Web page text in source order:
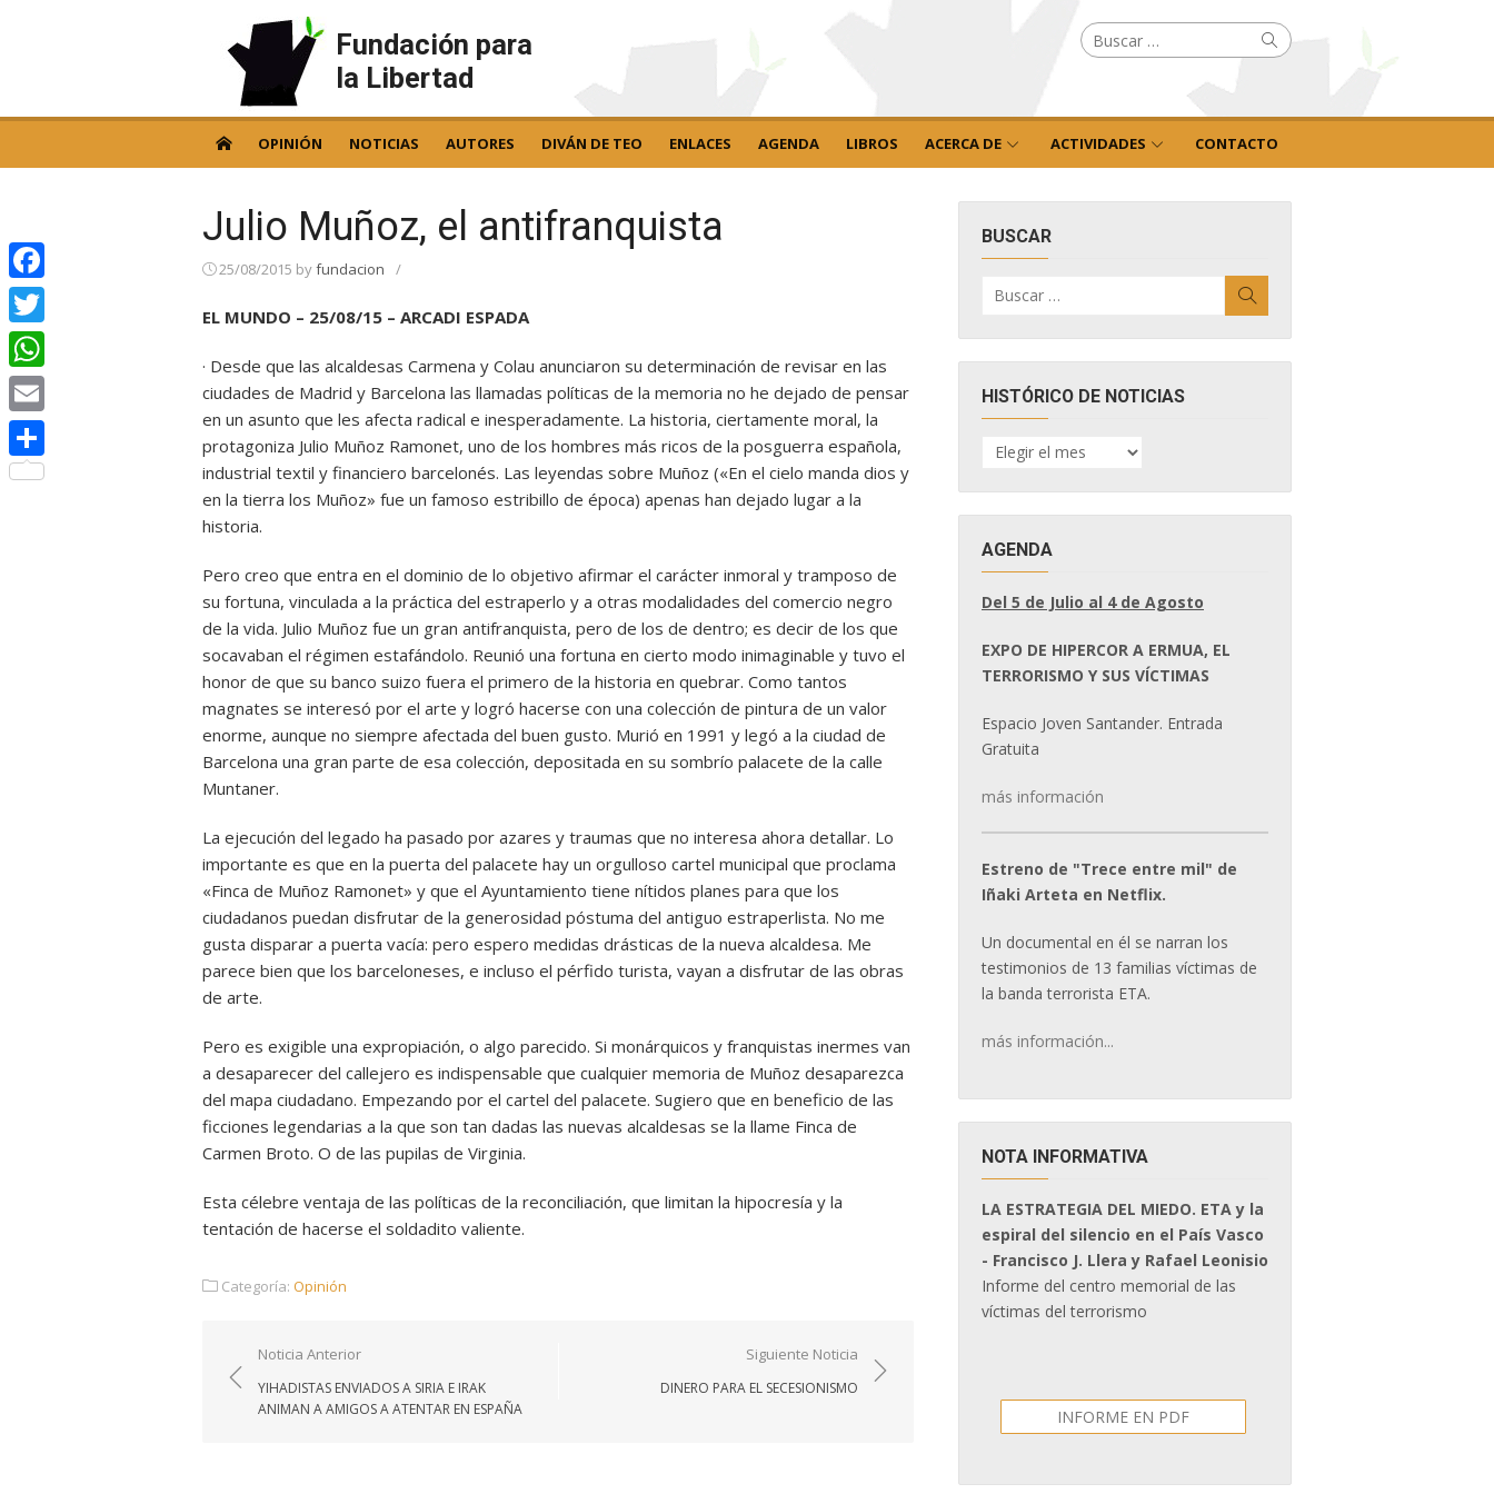
Fundación para
la Libertad
Buscar
por: Buscar
OPINIÓN NOTICIAS AUTORES DIVÁN DE TEO ENLACES AGENDA LIBROS ACERCA DE ACTIVIDADES CONTACTO
Julio Muñoz, el antifranquista
25/08/2015 byfundacion /
EL MUNDO – 25/08/15 – ARCADI ESPADA
· Desde que las alcaldesas Carmena y Colau anunciaron su determinación de revisar en las
ciudades de Madrid y Barcelona las llamadas políticas de la memoria no he dejado de pensar
en un asunto que les afecta radical e inesperadamente. La historia, ciertamente moral, la
protagoniza Julio Muñoz Ramonet, uno de los hombres más ricos de la posguerra española,
industrial textil y financiero barcelonés. Las leyendas sobre Muñoz («En el cielo manda dios y
en la tierra los Muñoz» fue un famoso estribillo de época) apenas han dejado lugar a la
historia.
Pero creo que entra en el dominio de lo objetivo afirmar el carácter inmoral y tramposo de
su fortuna, vinculada a la práctica del estraperlo y a otras modalidades del comercio negro
de la vida. Julio Muñoz fue un gran antifranquista, pero de los de dentro; es decir de los que
socavaban el régimen estafándolo. Reunió una fortuna en cierto modo inimaginable y tuvo el
honor de que su banco suizo fuera el primero de la historia en quebrar. Como tantos
magnates se interesó por el arte y logró hacerse con una colección de pintura de un valor
enorme, aunque no siempre afectada del buen gusto. Murió en 1991 y legó a la ciudad de
Barcelona una gran parte de esa colección, depositada en su sombrío palacete de la calle
Muntaner.
La ejecución del legado ha pasado por azares y traumas que no interesa ahora detallar. Lo
importante es que en la puerta del palacete hay un orgulloso cartel municipal que proclama
«Finca de Muñoz Ramonet» y que el Ayuntamiento tiene nítidos planes para que los
ciudadanos puedan disfrutar de la generosidad póstuma del antiguo estraperlista. No me
gusta disparar a puerta vacía: pero espero medidas drásticas de la nueva alcaldesa. Me
parece bien que los barceloneses, e incluso el pérfido turista, vayan a disfrutar de las obras
de arte.
Pero es exigible una expropiación, o algo parecido. Si monárquicos y franquistas inermes van
a desaparecer del callejero es indispensable que cualquier memoria de Muñoz desaparezca
del mapa ciudadano. Empezando por el cartel del palacete. Sugiero que en beneficio de las
ficciones legendarias a la que son tan dadas las nuevas alcaldesas se la llame Finca de
Carmen Broto. O de las pupilas de Virginia.
Esta célebre ventaja de las políticas de la reconciliación, que limitan la hipocresía y la
tentación de hacerse el soldadito valiente.
Categoría: Opinión
Navegación
de
entradas
Noticia Anterior
YIHADISTAS ENVIADOS A SIRIA E IRAK
ANIMAN A AMIGOS A ATENTAR EN ESPAÑA
Siguiente Noticia
DINERO PARA EL SECESIONISMO
BUSCAR
por:
HISTÓRICO DE NOTICIAS
HISTÓRICO
DE
AGENDA
Del 5 de Julio al 4 de Agosto
EXPO DE HIPERCOR A ERMUA, EL
TERRORISMO Y SUS VÍCTIMAS
Espacio Joven Santander. Entrada
Gratuita
más información
Estreno de "Trece entre mil" de
Iñaki Arteta en Netflix.
Un documental en él se narran los
testimonios de 13 familias víctimas de
la banda terrorista ETA.
más información...
NOTA INFORMATIVA
LA ESTRATEGIA DEL MIEDO. ETA y la
espiral del silencio en el País Vasco
- Francisco J. Llera y Rafael Leonisio
Informe del centro memorial de las
víctimas del terrorismo
INFORME EN PDF
Facebook
Twitter
WhatsApp
Email
Compartir